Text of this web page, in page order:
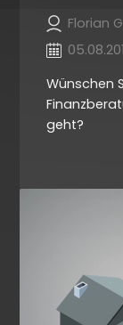
Florian
Wünschen
geht?